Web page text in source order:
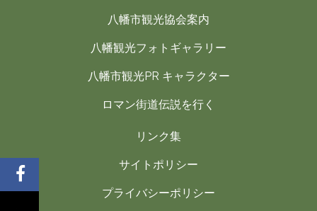
八幡市観光協会案内
八幡観光フォトギャラリー
八幡市観光PR キャラクター
ロマン街道伝説を行く
リンク集
サイトポリシー
プライバシーポリシー